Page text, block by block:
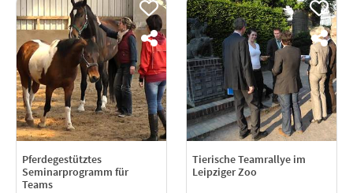
Pferdegestütztes
Seminarprogramm für
Teams
Tierische Teamrallye im
Leipziger Zoo